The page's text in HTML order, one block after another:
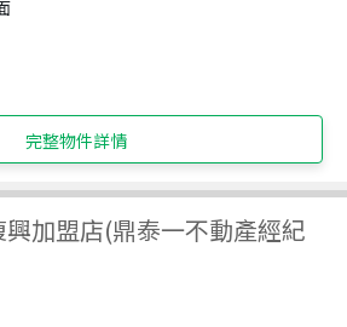
完整物件詳情
興加盟店(鼎泰一不動產經紀